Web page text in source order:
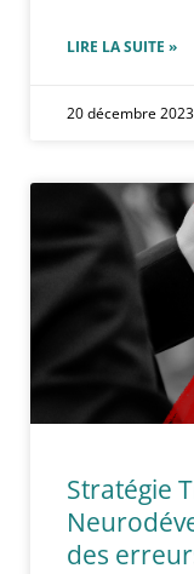
LIRE LA SUITE »
20 décembre 2023
Stratégie
des